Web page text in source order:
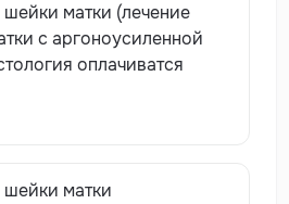
матки (лечение
с аргоноусиленной
оплачиватся
матки